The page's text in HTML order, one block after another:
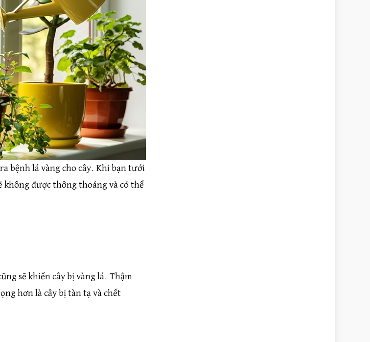
bệnh lá vàng cho cây. Khi bạn tưới
không được thông thoáng và có thể
sẽ khiến cây bị vàng lá. Thậm
hơn là cây bị tàn tạ và chết